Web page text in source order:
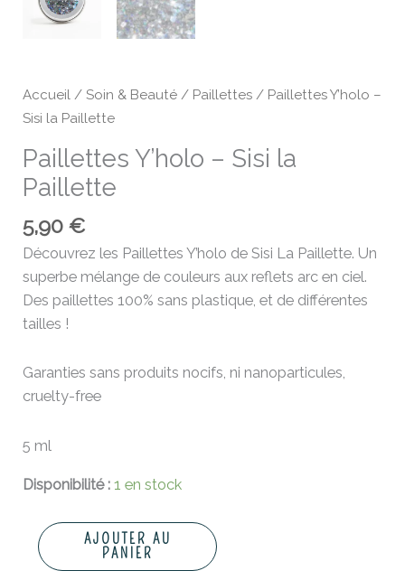
Accueil /Soin & Beauté / Paillettes / Paillettes Y’holo –
Sisi la Paillette
Paillettes Y’holo – Sisi la
Paillette
5,90€
Découvrez les Paillettes Y’holo de Sisi La Paillette. Un
superbe mélange de couleurs aux reflets arc en ciel.
Des paillettes 100% sans plastique, et de différentes
tailles !
Garanties sans produits nocifs, ni nanoparticules,
cruelty-free
5 ml
Disponibilité : 1 en stock
AJOUTER AU
PANIER